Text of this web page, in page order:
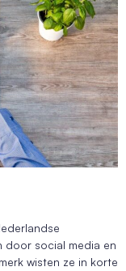
door social media en
wisten ze in korte